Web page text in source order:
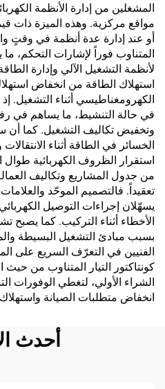
المشغلين من إدارة الأنظمة
مواقع مركزية. وهذه الميزة ذات
أو عند إدارة عدة أنظمة في وقتٍ
المتناوب فوراً لإشارات التحكم،
لأنظمة التشغيل الآلي وإدارة
استهلاك الطاقة من انخفاض
الكهرومغناطيسي أثناء التشغيل. إذ
في حالة التنشيط، ما يساهم في
وتخفيض تكاليف التشغيل. كما أن
الخسائر في الطاقة أثناء
استقرار الظروف الكهربائية
من جدول المشاريع وتكاليف العمالة
تعقيداً. فالتصميم الموحّد
يسهّلان إجراءات التوصيل
الأخطاء أثناء التركيب. كما يصبح
بسبب مبادئ التشغيل البسيطة
الفنيين في التعرّف السريع على
كونتاكتور التيار المتناوب من
الشراء الأولي، لتغطي الوفورات
انخفاض متطلبات الصيانة
أحدث